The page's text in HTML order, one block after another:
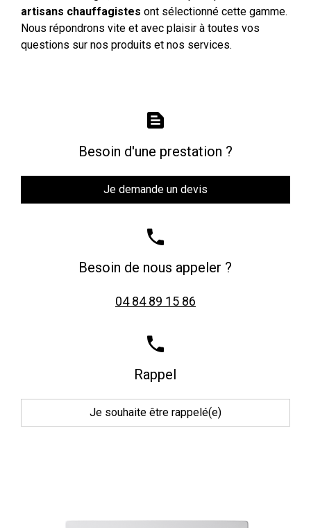
artisans chauffagistes ont sélectionné cette gamme.
Nous répondrons vite et avec plaisir à toutes vos
questions sur nos produits et nos services.
text_snippet
Besoin d'une prestation ?
Je demande un devis
phone
Besoin de nous appeler ?
04 84 89 15 86
phone
Rappel
Je souhaite être rappelé(e)